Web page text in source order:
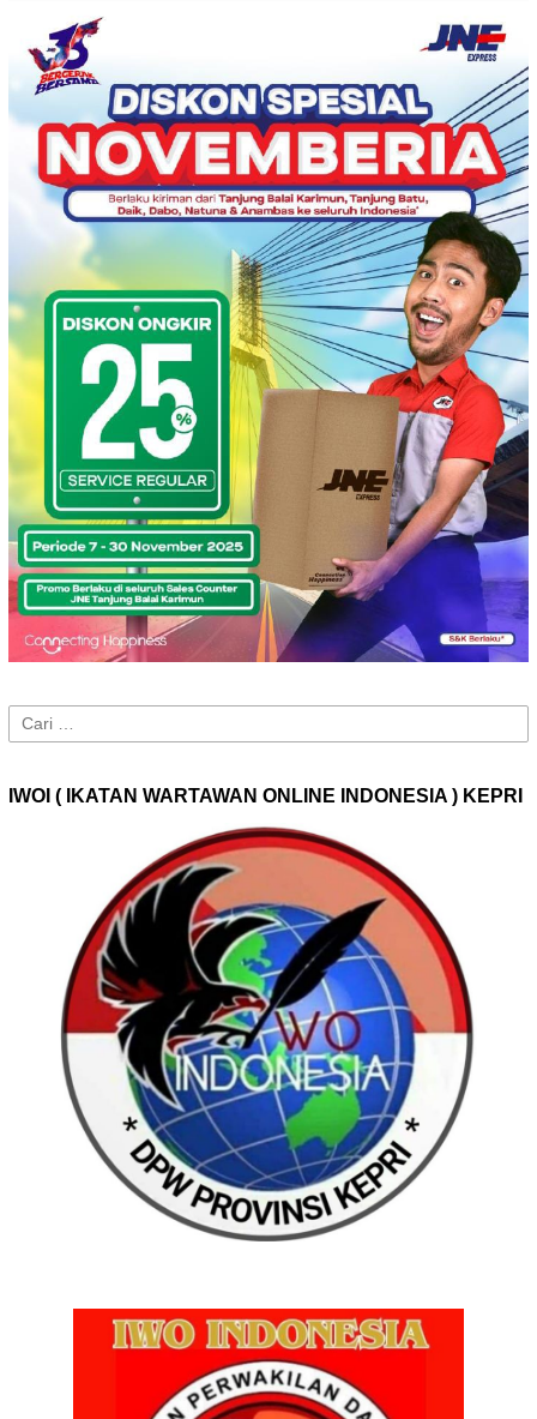
Cari
untuk:
IWOI ( IKATAN WARTAWAN ONLINE INDONESIA ) KEPRI